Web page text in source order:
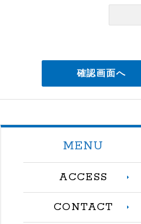
MENU
ACCESS
CONTACT